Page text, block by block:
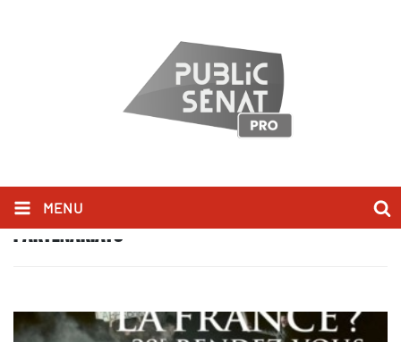
MENU
PARTENARIATS